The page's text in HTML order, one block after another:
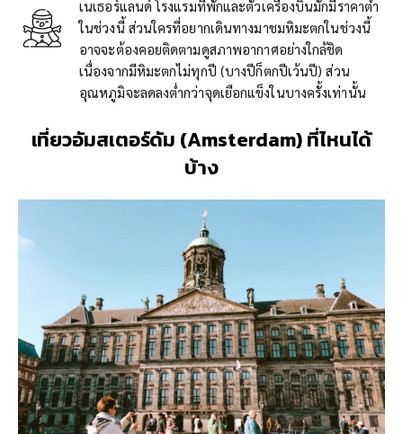
เนเธอร์แลนด์ โรงแรมที่พักและตั๋วเครื่องบินมักมีราคาต่ำ
ในช่วงนี้ ส่วนใครที่อยากเดินทางมาชมหิมะตกในช่วงนี้
อาจจะต้องคอยติดตามดูสภาพอากาศอย่างใกล้ชิด
เนื่องจากมีหิมะตกไม่ทุกปี (บางปีก็ตกปีเว้นปี) ส่วน
อุณหภูมิจะลดลงต่ำกว่าจุดเยือกแข็งในบางครั้งเท่านั้น
เที่ยวอัมสเตอร์ดัม (Amsterdam) ที่ไหนได้
บ้าง